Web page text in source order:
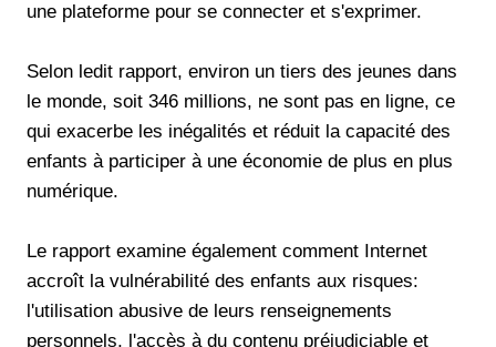
une plateforme pour se connecter et s'exprimer.
Selon ledit rapport, environ un tiers des jeunes dans
le monde, soit 346 millions, ne sont pas en ligne, ce
qui exacerbe les inégalités et réduit la capacité des
enfants à participer à une économie de plus en plus
numérique.
Le rapport examine également comment Internet
accroît la vulnérabilité des enfants aux risques:
l'utilisation abusive de leurs renseignements
personnels, l'accès à du contenu préjudiciable et